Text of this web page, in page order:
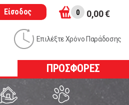
Είσοδος 0 0,00 €
Επιλέξτε Χρόνο Παράδοσης
ΠΡΟΣΦΟΡΕΣ